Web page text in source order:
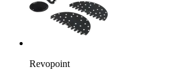
Revopoint